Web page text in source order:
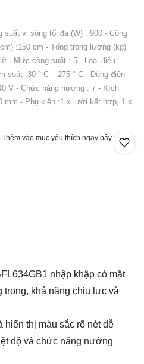
vi sóng tối đa (W) : 900 - Công
:150 cm - Tổng trọng lượng (kg)
- Mức công suất : 5 - Loại điều
soát :30 ° C – 275 ° C - Dòng điện
V - Chức năng nướng : 7 - Kích
mm - Phụ kiện :1 x lưới kết hợp, 1 x
vào mục yêu thích ngay bây
nhập khập có mặt
trọng, khả năng chịu lực và
hiển thị màu sắc rõ nét dễ
độ và chức năng nướng